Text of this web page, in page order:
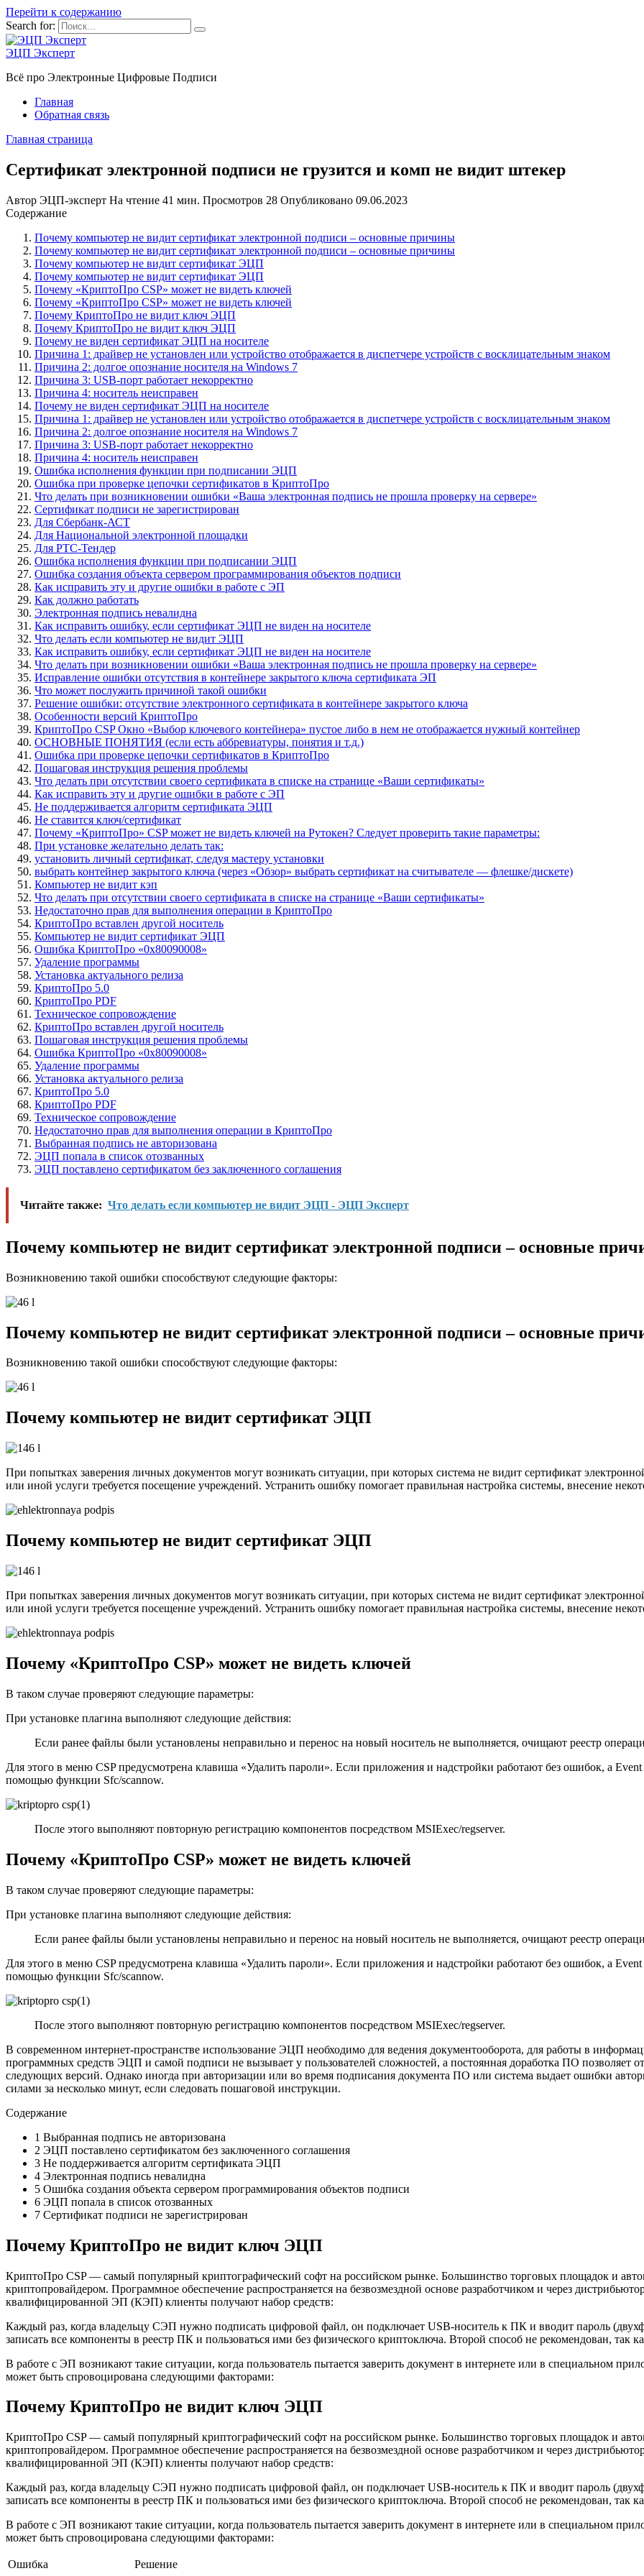
Перейти к содержанию
Search for:
ЭЦП Эксперт
Всё про Электронные Цифровые Подписи
Главная
Обратная связь
Главная страница
Сертификат электронной подписи не грузится и комп не видит штекер
Автор ЭЦП-эксперт На чтение 41 мин. Просмотров 28 Опубликовано 09.06.2023
Содержание
Почему компьютер не видит сертификат электронной подписи – основные причины
Почему компьютер не видит сертификат электронной подписи – основные причины
Почему компьютер не видит сертификат ЭЦП
Почему компьютер не видит сертификат ЭЦП
Почему «КриптоПро CSP» может не видеть ключей
Почему «КриптоПро CSP» может не видеть ключей
Почему КриптоПро не видит ключ ЭЦП
Почему КриптоПро не видит ключ ЭЦП
Почему не виден сертификат ЭЦП на носителе
Причина 1: драйвер не установлен или устройство отображается в диспетчере устройств с восклицательным знаком
Причина 2: долгое опознание носителя на Windows 7
Причина 3: USB-порт работает некорректно
Причина 4: носитель неисправен
Почему не виден сертификат ЭЦП на носителе
Причина 1: драйвер не установлен или устройство отображается в диспетчере устройств с восклицательным знаком
Причина 2: долгое опознание носителя на Windows 7
Причина 3: USB-порт работает некорректно
Причина 4: носитель неисправен
Ошибка исполнения функции при подписании ЭЦП
Ошибка при проверке цепочки сертификатов в КриптоПро
Что делать при возникновении ошибки «Ваша электронная подпись не прошла проверку на сервере»
Сертификат подписи не зарегистрирован
Для Сбербанк-АСТ
Для Национальной электронной площадки
Для РТС-Тендер
Ошибка исполнения функции при подписании ЭЦП
Ошибка создания объекта сервером программирования объектов подписи
Как исправить эту и другие ошибки в работе с ЭП
Как должно работать
Электронная подпись невалидна
Как исправить ошибку, если сертификат ЭЦП не виден на носителе
Что делать если компьютер не видит ЭЦП
Как исправить ошибку, если сертификат ЭЦП не виден на носителе
Что делать при возникновении ошибки «Ваша электронная подпись не прошла проверку на сервере»
Исправление ошибки отсутствия в контейнере закрытого ключа сертификата ЭП
Что может послужить причиной такой ошибки
Решение ошибки: отсутствие электронного сертификата в контейнере закрытого ключа
Особенности версий КриптоПро
КриптоПро CSP Окно «Выбор ключевого контейнера» пустое либо в нем не отображается нужный контейнер
ОСНОВНЫЕ ПОНЯТИЯ (если есть аббревиатуры, понятия и т.д.)
Ошибка при проверке цепочки сертификатов в КриптоПро
Пошаговая инструкция решения проблемы
Что делать при отсутствии своего сертификата в списке на странице «Ваши сертификаты»
Как исправить эту и другие ошибки в работе с ЭП
Не поддерживается алгоритм сертификата ЭЦП
Не ставится ключ/сертификат
Почему «КриптоПро» CSP может не видеть ключей на Рутокен? Следует проверить такие параметры:
При установке желательно делать так:
установить личный сертификат, следуя мастеру установки
выбрать контейнер закрытого ключа (через «Обзор» выбрать сертификат на считывателе — флешке/дискете)
Компьютер не видит кэп
Что делать при отсутствии своего сертификата в списке на странице «Ваши сертификаты»
Недостаточно прав для выполнения операции в КриптоПро
КриптоПро вставлен другой носитель
Компьютер не видит сертификат ЭЦП
Ошибка КриптоПро «0x80090008»
Удаление программы
Установка актуального релиза
КриптоПро 5.0
КриптоПро PDF
Техническое сопровождение
КриптоПро вставлен другой носитель
Пошаговая инструкция решения проблемы
Ошибка КриптоПро «0x80090008»
Удаление программы
Установка актуального релиза
КриптоПро 5.0
КриптоПро PDF
Техническое сопровождение
Недостаточно прав для выполнения операции в КриптоПро
Выбранная подпись не авторизована
ЭЦП попала в список отозванных
ЭЦП поставлено сертификатом без заключенного соглашения
Читайте также: Что делать если компьютер не видит ЭЦП - ЭЦП Эксперт
Почему компьютер не видит сертификат электронной подписи – основные
Возникновению такой ошибки способствуют следующие факторы:
Почему компьютер не видит сертификат электронной подписи – основные
Возникновению такой ошибки способствуют следующие факторы:
Почему компьютер не видит сертификат ЭЦП
При попытках заверения личных документов могут возникать ситуации, при которых система не видит сертификат
или иной услуги требуется посещение учреждений. Устранить ошибку помогает правильная настройка системы, внесение
Почему компьютер не видит сертификат ЭЦП
При попытках заверения личных документов могут возникать ситуации, при которых система не видит сертификат
или иной услуги требуется посещение учреждений. Устранить ошибку помогает правильная настройка системы, внесение
Почему «КриптоПро CSP» может не видеть ключей
В таком случае проверяют следующие параметры:
При установке плагина выполняют следующие действия:
Если ранее файлы были установлены неправильно и перенос на новый носитель не выполняется, очищают реестр
Для этого в меню CSP предусмотрена клавиша «Удалить пароли». Если приложения и надстройки работают без ошибок, а
помощью функции Sfc/scannow.
После этого выполняют повторную регистрацию компонентов посредством MSIExec/regserver.
Почему «КриптоПро CSP» может не видеть ключей
В таком случае проверяют следующие параметры:
При установке плагина выполняют следующие действия:
Если ранее файлы были установлены неправильно и перенос на новый носитель не выполняется, очищают реестр
Для этого в меню CSP предусмотрена клавиша «Удалить пароли». Если приложения и надстройки работают без ошибок, а
помощью функции Sfc/scannow.
После этого выполняют повторную регистрацию компонентов посредством MSIExec/regserver.
В современном интернет-пространстве использование ЭЦП необходимо для ведения документооборота, для работы в
программных средств ЭЦП и самой подписи не вызывает у пользователей сложностей, а постоянная доработка ПО позволяет
следующих версий. Однако иногда при авторизации или во время подписания документа ПО или система выдает ошибки
силами за несколько минут, если следовать пошаговой инструкции.
Содержание
1 Выбранная подпись не авторизована
2 ЭЦП поставлено сертификатом без заключенного соглашения
3 Не поддерживается алгоритм сертификата ЭЦП
4 Электронная подпись невалидна
5 Ошибка создания объекта сервером программирования объектов подписи
6 ЭЦП попала в список отозванных
7 Сертификат подписи не зарегистрирован
Почему КриптоПро не видит ключ ЭЦП
КриптоПро CSP — самый популярный криптографический софт на российском рынке. Большинство торговых площадок и
криптопровайдером. Программное обеспечение распространяется на безвозмездной основе разработчиком и через
квалифицированной ЭП (КЭП) клиенты получают набор средств:
Каждый раз, когда владельцу СЭП нужно подписать цифровой файл, он подключает USB-носитель к ПК и вводит пароль
записать все компоненты в реестр ПК и пользоваться ими без физического криптоключа. Второй способ не рекомендован, так
В работе с ЭП возникают такие ситуации, когда пользователь пытается заверить документ в интернете или в специальном
может быть спровоцирована следующими факторами:
Почему КриптоПро не видит ключ ЭЦП
КриптоПро CSP — самый популярный криптографический софт на российском рынке. Большинство торговых площадок и
криптопровайдером. Программное обеспечение распространяется на безвозмездной основе разработчиком и через
квалифицированной ЭП (КЭП) клиенты получают набор средств:
Каждый раз, когда владельцу СЭП нужно подписать цифровой файл, он подключает USB-носитель к ПК и вводит пароль
записать все компоненты в реестр ПК и пользоваться ими без физического криптоключа. Второй способ не рекомендован, так
В работе с ЭП возникают такие ситуации, когда пользователь пытается заверить документ в интернете или в специальном
может быть спровоцирована следующими факторами:
Ошибка
Решение